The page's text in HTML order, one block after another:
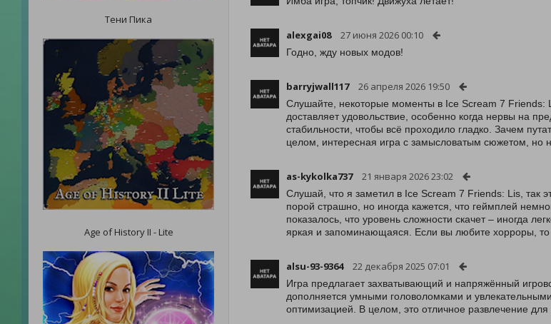
Тени Пика
Age of History II - Lite
alexgai08 27 июня 2026 00:10
Годно, жду новых модов!
barryjwall117 26 апреля 2026 19:50
Слушайте, некоторые моменты в Ice Scream 7 Friends:
доставляет удовольствие, особенно когда нервы на
стабильности, чтобы всё проходило гладко. Зачем
целом, интересная игра с замысловатым сюжетом, но
as-kykolka737 21 января 2026 23:02
Слушай, что я заметил в Ice Scream 7 Friends: Lis, так
порой страшно, но иногда кажется, что геймплей
показалось, что уровень сложности скачет – иногда
яркая и запоминающаяся. Если вы любите хорроры, то
alsu-93-9364 22 декабря 2025 07:01
Игра предлагает захватывающий и напряжённый
дополняется умными головоломками и
оптимизацией. В целом, это отличное развлечение